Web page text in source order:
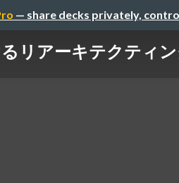
— share decks privately,
リアーキテクティ